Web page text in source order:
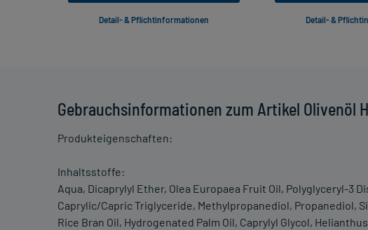
Gebrauchsinformationen zum Artikel Olivenöl
Produkteigenschaften:
Inhaltsstoffe:
Aqua, Dicaprylyl Ether, Olea Europaea Fruit Oil, Polyglyceryl-3
Caprylic/Capric Triglyceride, Methylpropanediol, Propanediol,
Rice Bran Oil, Hydrogenated Palm Oil, Caprylyl Glycol,
Detail- & Pflichtinformationen Detail- &